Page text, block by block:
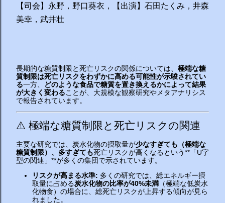
【司会】永野，野口葵衣，【出演】石田たくみ，井森
美幸，武井壮
長期的な糖質制限と死亡リスクの関係については、 極端な糖
質制限は死亡リスクをわずかに高める可能性が示唆されてい
る一方、
どのような食品で糖質を置き換えるかによって結果
が大きく変わることが、大規模な観察研究やメタアナリシス
で報告されています。
⚠️ 極端な糖質制限と死亡リスクの関連
主要な研究では、炭水化物の摂取量が少なすぎても（極端な
糖質制限）、多すぎても死亡リスクが高くなるという**「U字
型の関連」**が多くの集団で示されています。
リスクが高まる水準: 多くの研究では、総エネルギー摂
取量に占める炭水化物の比率が40%未満 （極端な低炭水
化物食）の場合に、総死亡リスクが上昇する傾向が見ら
れました。